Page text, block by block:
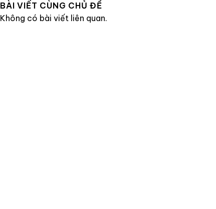
BÀI VIẾT CÙNG CHỦ ĐỀ
Không có bài viết liên quan.